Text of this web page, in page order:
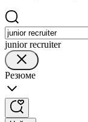
junior recruiter
Резюме